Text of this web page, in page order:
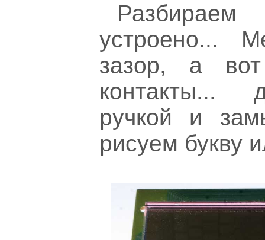
устроено...
зазор, а
контакты...
ручкой и
рисуем букву